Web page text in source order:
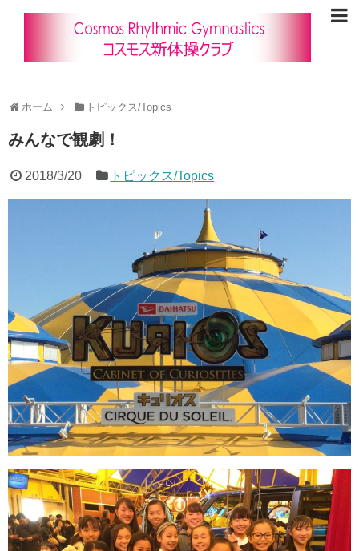
ホーム トピックス/Topics
みんなで観劇！
2018/3/20 トピックス/Topics